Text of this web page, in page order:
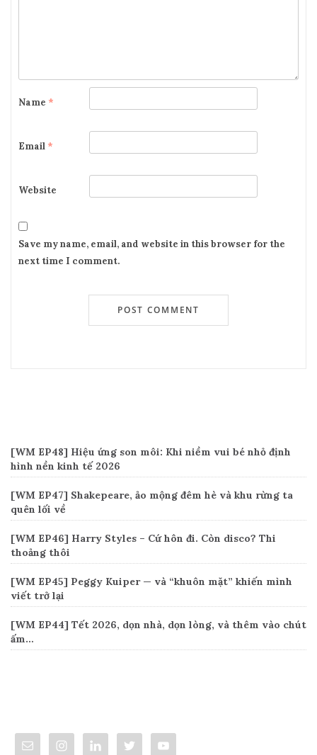
Name *
Email *
Website
Save my name, email, and website in this browser for the
next time I comment.
[WM EP48] Hiệu ứng son môi: Khi niềm vui bé nhỏ định
hình nền kinh tế 2026
[WM EP47] Shakepeare, ảo mộng đêm hè và khu rừng ta
quên lối về
[WM EP46] Harry Styles – Cứ hôn đi. Còn disco? Thi
thoảng thôi
[WM EP45] Peggy Kuiper — và “khuôn mặt” khiến mình
viết trở lại
[WM EP44] Tết 2026, dọn nhà, dọn lòng, và thêm vào chút
ấm…